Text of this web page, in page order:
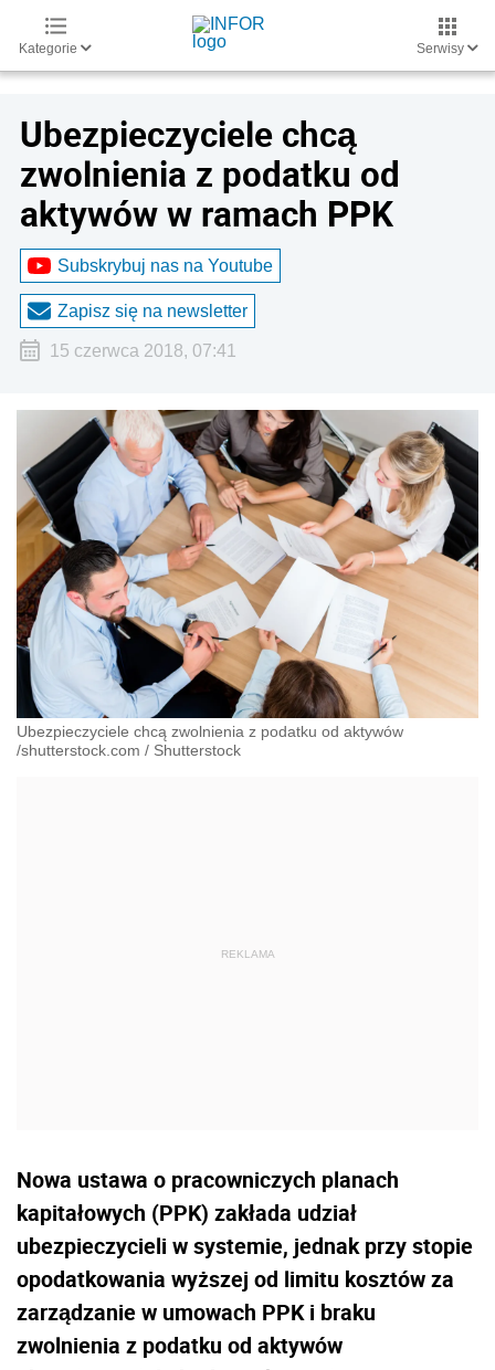
Kategorie Serwisy
Ubezpieczyciele chcą
zwolnienia z podatku od
aktywów w ramach PPK
Subskrybuj nas na Youtube
Zapisz się na newsletter
15 czerwca 2018, 07:41
Ubezpieczyciele chcą zwolnienia z podatku od aktywów
/shutterstock.com / Shutterstock
Nowa ustawa o pracowniczych planach
kapitałowych (PPK) zakłada udział
ubezpieczycieli w systemie, jednak przy stopie
opodatkowania wyższej od limitu kosztów za
zarządzanie w umowach PPK i braku
zwolnienia z podatku od aktywów